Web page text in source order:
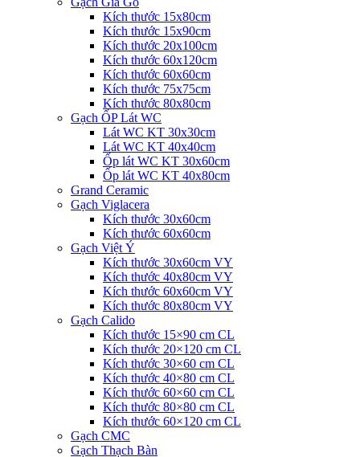
Kích thước 15x80cm
Kích thước 15x90cm
Kích thước 20x100cm
Kích thước 60x120cm
Kích thước 60x60cm
Kích thước 75x75cm
Kích thước 80x80cm
Gạch ỐP Lát WC
Lát WC KT 30x30cm
Lát WC KT 40x40cm
Ốp lát WC KT 30x60cm
Ốp lát WC KT 40x80cm
Grand Ceramic
Gạch Viglacera
Kích thước 30x60cm
Kích thước 60x60cm
Gạch Việt Ý
Kích thước 30x60cm VY
Kích thước 40x80cm VY
Kích thước 60x60cm VY
Kích thước 80x80cm VY
Gạch Calido
Kích thước 15×90 cm CL
Kích thước 20×120 cm CL
Kích thước 30×60 cm CL
Kích thước 40×80 cm CL
Kích thước 60×60 cm CL
Kích thước 80×80 cm CL
Kích thước 60×120 cm CL
Gạch CMC
Gạch Thạch Bàn